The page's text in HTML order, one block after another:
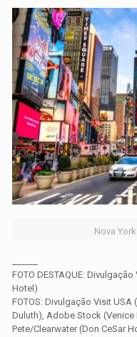
Nova
FOTO DESTAQUE:
Hotel)
FOTOS: Divulgação Visit USA
Duluth), Adobe Stock (Venice
Pete/Clearwater (Don CeSar